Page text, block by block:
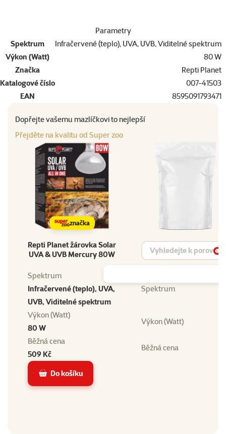
Parametry
Spektrum
Infračervené (teplo), UVA, UVB, Viditelné spektrum
Výkon (Watt)
80 W
Značka
Repti Planet
Katalogové číslo
007-41503
EAN
8595091793471
Dopřejte vašemu mazlíčkovi to nejlepší
Přejděte na kvalitu od Super zoo
značka
Repti Planet žárovka Solar
UVA & UVB Mercury 80W
Vyhledat produkt
Spektrum
Infračervené (teplo), UVA,
UVB, Viditelné spektrum
Spektrum
Výkon (Watt)
80 W
Výkon (Watt)
Běžná cena
509 Kč
Běžná cena
Do košíku